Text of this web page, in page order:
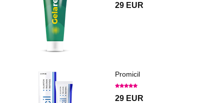
29 EUR
Promicil
29 EUR